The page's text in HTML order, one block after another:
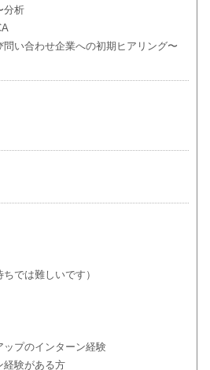
分析
問い合わせ企業への初期ヒアリング〜
では難しいです）
ップのインターン経験
経験がある方